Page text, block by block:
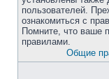
пользователей.
ознакомиться с
Помните, что ваше
правилами.
Общие